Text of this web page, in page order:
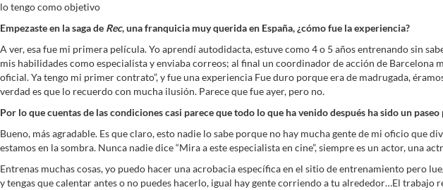
lo tengo como objetivo
Empezaste en la saga de Rec, una franquicia muy querida en España, ¿cómo fue la experiencia?
A ver, esa fue mi primera película. Yo aprendí autodidacta, estuve como 4 o 5 años entrenando sin
mis habilidades como especialista y enviaba correos; al final un coordinador de acción de
oficial. Ya tengo mi primer contrato”, y fue una experiencia Fue duro porque era de madrugada,
verdad es que lo recuerdo con mucha ilusión. Parece que fue ayer, pero no.
Por lo que cuentas de las condiciones casi parece que todo lo que ha venido después ha sido un paseo
Bueno, más agradable. Es que claro, esto nadie lo sabe porque no hay mucha gente de mi oficio
estamos en la sombra. Nunca nadie dice “Mira a este especialista en cine”, siempre es un actor, una
Entrenas muchas cosas, yo puedo hacer una acrobacia específica en el sitio de entrenamiento pero
y tengas que calentar antes o no puedes hacerlo, igual hay gente corriendo a tu alrededor…El